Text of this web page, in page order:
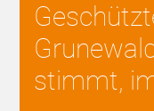
stimmt,